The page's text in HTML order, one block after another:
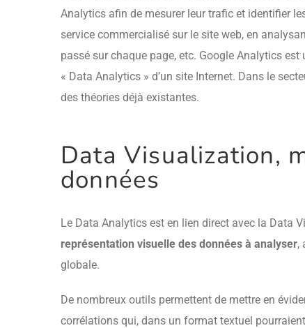
Analytics afin de mesurer leur trafic et identifier
service commercialisé sur le site web, en
passé sur chaque page, etc. Google Analytics
« Data Analytics » d’un site Internet. Dans le
des théories déjà existantes.
Data Visualization,
données
Le Data Analytics est en lien direct avec la Data
représentation visuelle des données à analyser,
globale.
De nombreux outils permettent de mettre en
corrélations qui, dans un format textuel